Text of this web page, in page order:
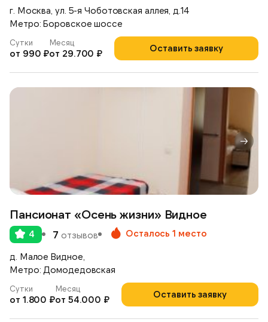
г. Москва, ул. 5-я Чоботовская аллея, д.14
Метро: Боровское шоссе
Оставить заявку
Сутки
от 990 ₽
Месяц
от 29.700 ₽
Пансионат «Осень жизни» Видное
4 7 отзывов Осталось 1 место
д. Малое Видное,
Метро: Домодедовская
Оставить заявку
Сутки
от 1.800 ₽
Месяц
от 54.000 ₽